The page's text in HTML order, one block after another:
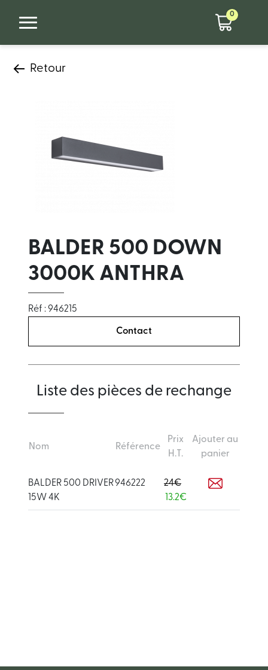
0
Retour
BALDER 500 DOWN
3000K ANTHRA
Réf : 946215
Contact
Liste des pièces de rechange
Nom Référence
Prix
H.T.
Ajouter au
panier
BALDER 500 DRIVER
15W 4K
946222
24€
13.2€